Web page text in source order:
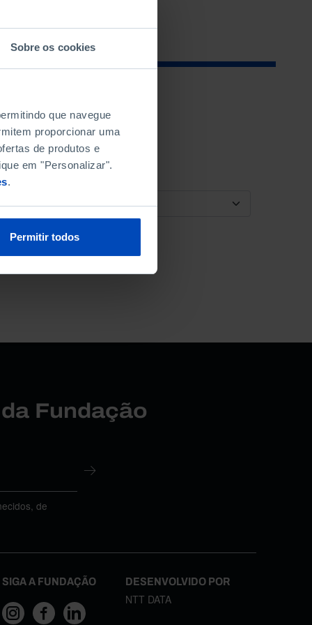
Sobre os cookies
que navegue
proporcionar uma
de produtos e
em "Personalizar".
.
Permitir todos
ORDENAR POR
Fundação
de
SIGA A FUNDAÇÃO DESENVOLVIDO POR
NTT DATA